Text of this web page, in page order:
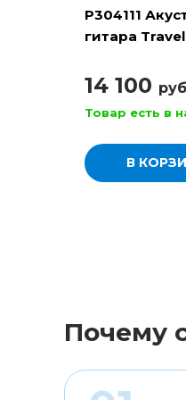
P304111
гитара
14 100
Товар есть в
В
Почему